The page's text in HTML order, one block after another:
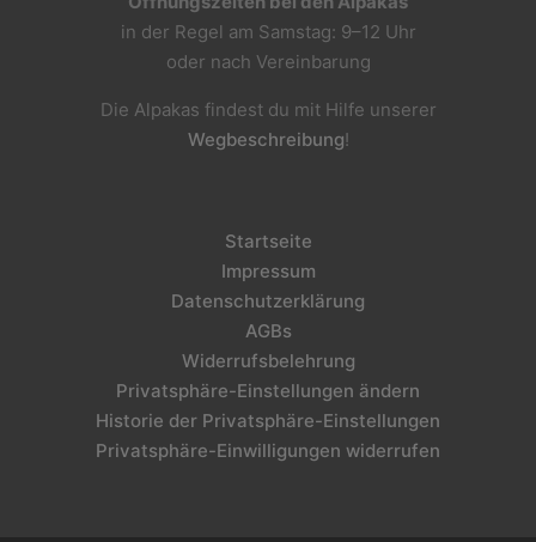
in der Regel am Samstag: 9–12 Uhr
oder nach Vereinbarung
Die Alpakas findest du mit Hilfe unserer
Wegbeschreibung!
Startseite
Impressum
Datenschutzerklärung
AGBs
Widerrufsbelehrung
Privatsphäre-Einstellungen ändern
Historie der Privatsphäre-Einstellungen
Privatsphäre-Einwilligungen widerrufen